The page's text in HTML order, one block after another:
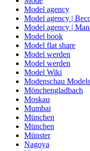
Model agency
Model agency |
Model agency |
Model book
Model flat share
Model werden
Model werden
Model Wiki
Modenschau
Mönchengladbach
Moskau
Mumbai
München
München
Münster
Nagoya